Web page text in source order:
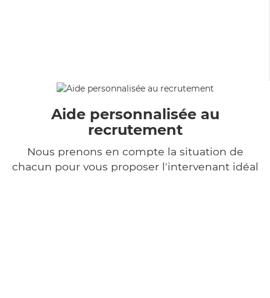
Aide personnalisée au
recrutement
Nous prenons en compte la situation de
chacun pour vous proposer l'intervenant idéal